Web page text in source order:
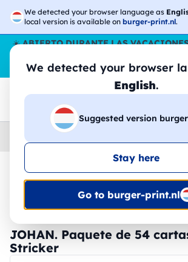
We detected your browser language as
local version is available on burger-print.nl.
We detected your browser
English.
Suggested version
Stay here
Go to burger-print.nl
☀️ABIERTO DURANTE LAS
pedidos durante todo el verano, incluso en
😎🌴
Home
🔥 -30% de
JOHAN. Paquete de 54
Stricker